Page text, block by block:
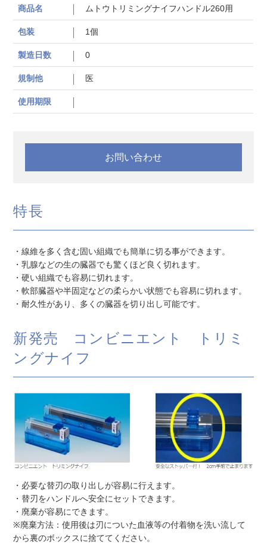
商品名 ムトウトリミングナイフハンドル260用
包装 1個
製造日数 0
規制他 医
使用期限
お問い合わせ
特長
・線維を多く含む固い組織でも簡単に切る事ができます。
・乳腺などの生の臓器でも驚くほど良く切れます。
・硬い組織でも容易に切れます。
・軟部臓器や半固定などの柔らかい状態でも容易に切れます。
・耐久性があり、多くの臓器を切り出し可能です。
新発売 コンビニエント トリミ
ングナイフ
・必要な替刃の取り出しが容易に行えます。
・替刃をハンドルへ安全にセットできます。
・廃棄が容易にできます。
※廃棄方法：使用後は刃についた血液等の付着物を洗い流して
から裏のボックスに捨ててください。